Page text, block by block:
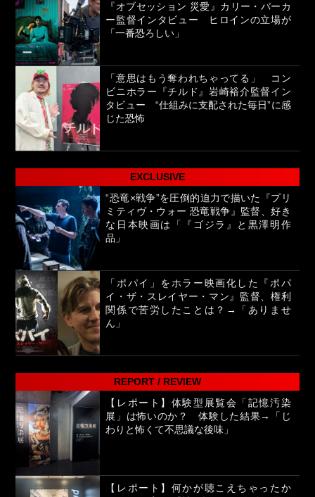
『オブセッション 災愛』カリー・バーカ
ー監督インタビュー ヒロインの立場が
「一番恐ろしい」
「意思はもう奪われちゃってる」 コン
ビニホラー『チルド』岩崎裕介監督イン
タビュー “仕組みに支配された毎日”に感
じた恐怖
EXCLUSIVE
“恐竜×戦争”を圧倒的迫力で描いた『プリ
ミティヴ・ウォー 恐竜戦争』監督、好き
な日本映画は「『ゴジラ』と黒澤明作
品」
「ポパイ」をホラー映画化した『ポパ
イ・ザ・スレイヤー・マン』監督、権利
関係で苦労したことは？→「ありませ
ん」
REPORT / REVIEW
【レポート】体験型展覧会「記憶汚染
展」は怖いのか？ 体験した結果→「じ
わりと怖くて不思議な後味」
【レポート】何かが聴こえちゃったか